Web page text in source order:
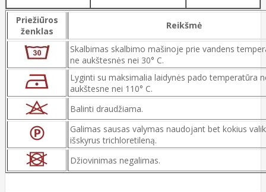
Priežiūros
ženklas
Reikšmė
Skalbimas skalbimo mašinoje prie vandens
ne aukštesnės nei 30° C.
Lyginti su maksimalia laidynės pado temperatūra
aukštesne nei 110° C.
Balinti draudžiama.
Galimas sausas valymas naudojant bet kokius
išskyrus trichloretileną.
Džiovinimas negalimas.